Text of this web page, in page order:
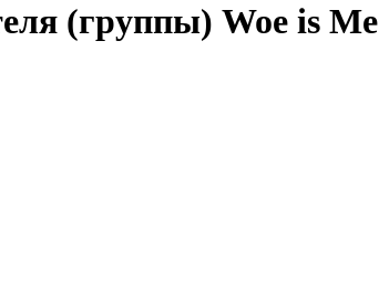
(группы) Woe is Me